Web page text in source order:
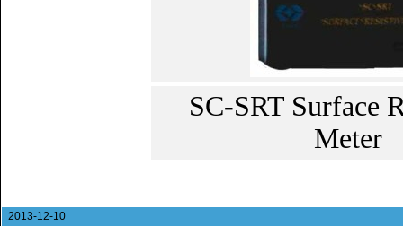
SC-SRT Surface
Meter
2013-12-10